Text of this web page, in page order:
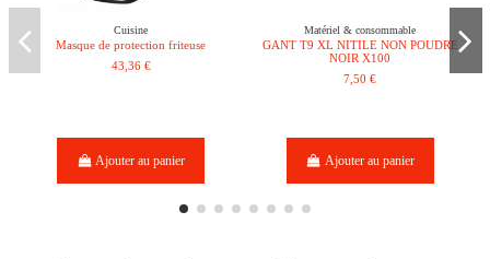
Cuisine
Masque de protection friteuse
43,36 €
Ajouter au panier
Matériel & consommable
GANT T9 XL NITILE NON POUDRE
NOIR X100
7,50 €
Ajouter au panier